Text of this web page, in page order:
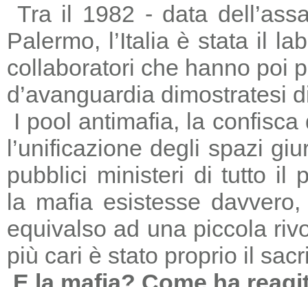
Tra il 1982 - data
Palermo, l’Italia è stata il
collaboratori che hanno poi
d’avanguardia dimostratesi
I pool antimafia, la
l’unificazione degli spazi
pubblici ministeri di tutto il
la mafia esistesse
equivalso ad una piccola
più cari è stato proprio il